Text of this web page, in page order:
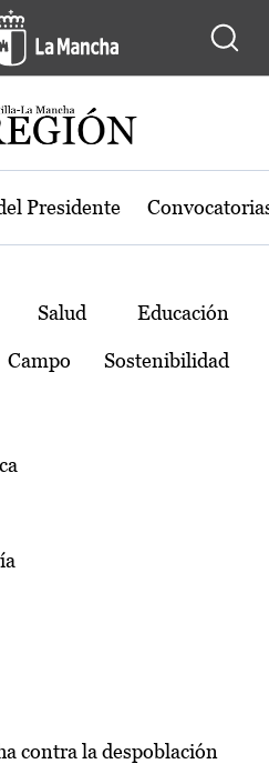
de Castilla-La
Presidente
Salud Educación
Campo Sostenibilidad
contra la despoblación